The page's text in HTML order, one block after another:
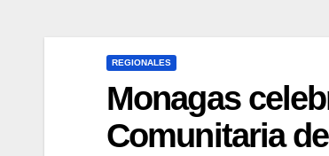
REGIONALES
Monagas
Comunitaria